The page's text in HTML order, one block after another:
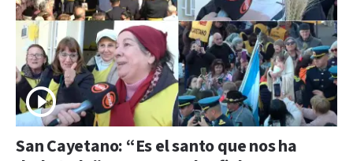
San Cayetano: “Es el santo que nos ha